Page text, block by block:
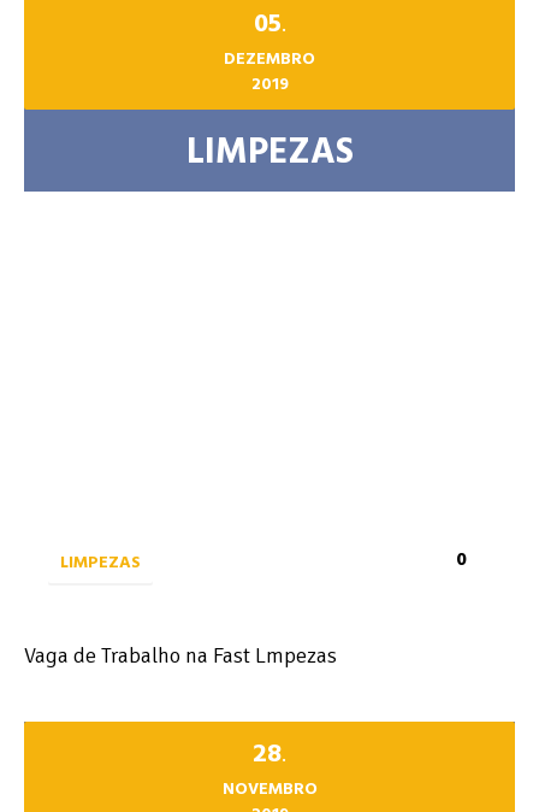
05.
DEZEMBRO
2019
LIMPEZAS
LIMPEZAS 0
Vaga de Trabalho na Fast Lmpezas
28.
NOVEMBRO